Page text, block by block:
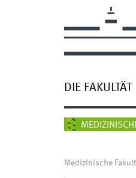
DIE FAKULTÄT
Medizinische